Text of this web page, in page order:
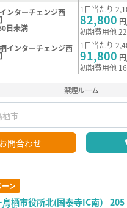
ンターチェンジ西
日未満
1日当たり
82,800
初期費用他
インターチェンジ西
1日当たり
91,800
初期費用他
禁煙ルーム
栖市
お問合わせ
ン
栖市役所北(国泰寺IC南）